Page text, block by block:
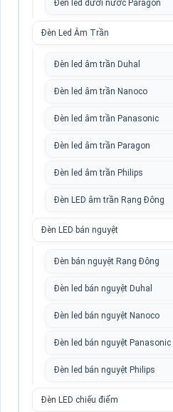
Đèn led dưới nước Paragon
Đèn Led Âm Trần
Đèn led âm trần Duhal
Đèn led âm trần Nanoco
Đèn led âm trần Panasonic
Đèn led âm trần Paragon
Đèn led âm trần Philips
Đèn LED âm trần Rạng Đông
Đèn LED bán nguyệt
Đèn bán nguyệt Rạng Đông
Đèn led bán nguyệt Duhal
Đèn led bán nguyệt Nanoco
Đèn led bán nguyệt Panasonic
Đèn led bán nguyệt Philips
Đèn LED chiếu điểm